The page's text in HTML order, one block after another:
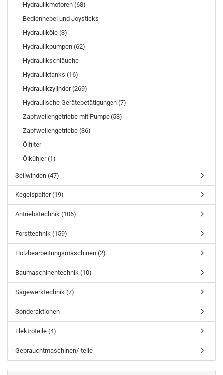
Hydraulikmotoren (68)
Bedienhebel und Joysticks
Hydrauliköle (3)
Hydraulikpumpen (62)
Hydraulikschläuche
Hydrauliktanks (16)
Hydraulikzylinder (269)
Hydraulische Gerätebetätigungen (7)
Zapfwellengetriebe mit Pumpe (53)
Zapfwellengetriebe (36)
Ölfilter
Ölkühler (1)
Seilwinden (47)
Kegelspalter (19)
Antriebstechnik (106)
Forsttechnik (159)
Holzbearbeitungsmaschinen (2)
Baumaschinentechnik (10)
Sägewerktechnik (7)
Sonderaktionen
Elektroteile (4)
Gebrauchtmaschinen/-teile